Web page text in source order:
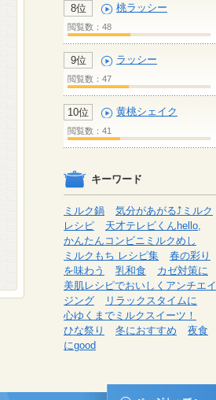
8位 桃ラッシー
閲覧数：48
9位 ラッシー
閲覧数：47
10位 黄桃シェイク
閲覧数：41
キーワード
ミルク鍋
気分があがる⤴ミルク
レシピ
天才テレビくんhello,
かんたんコンビニミルクめし
ミルクもち レシピ集
春の彩り
を味わう
乳和食
カゼ対策に
美肌レシピでおいしくアンチエイ
ジング
リラックスタイムに
心ゆくまでミルクスイーツ！
ひな祭り
冬におすすめ
夜食
にgood